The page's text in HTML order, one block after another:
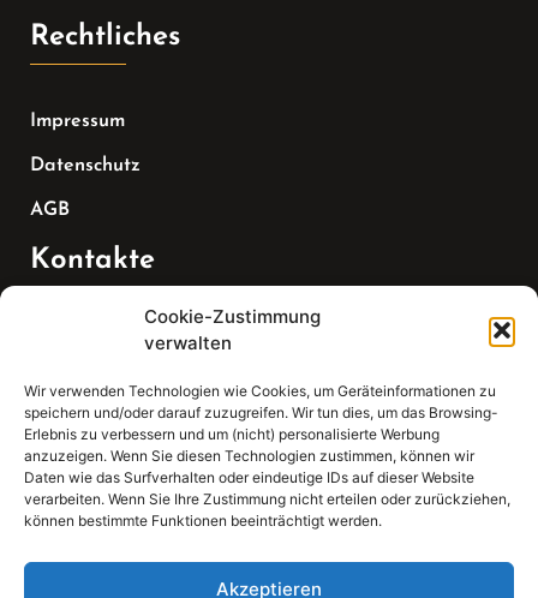
Cookie-Zustimmung
verwalten
Wir verwenden Technologien wie Cookies, um Geräteinformationen zu
speichern und/oder darauf zuzugreifen. Wir tun dies, um das Browsing-
Erlebnis zu verbessern und um (nicht) personalisierte Werbung
anzuzeigen. Wenn Sie diesen Technologien zustimmen, können wir
Daten wie das Surfverhalten oder eindeutige IDs auf dieser Website
verarbeiten. Wenn Sie Ihre Zustimmung nicht erteilen oder zurückziehen,
können bestimmte Funktionen beeinträchtigt werden.
Akzeptieren
Rechtliches
Impressum
Datenschutz
AGB
Kontakte
07147 270 3349
Email:
sekretariat(at)gleis4-seminarzentrum.com
Adresse:
Bahnhofstraße 21, 74343 Sachsenheim